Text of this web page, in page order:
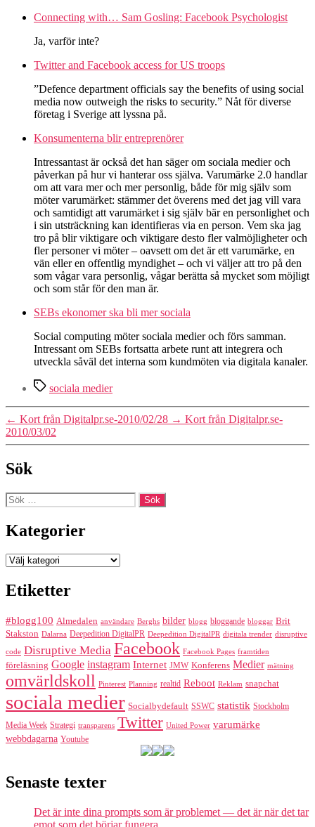
Connecting with… Sam Gosling: Facebook Psychologist
Ja, varför inte?
Twitter and Facebook access for US troops
”Defence department officials say the benefits of using social
media now outweigh the risks to security.” Nåt för diverse
företag i Sverige att lyssna på.
Konsumenterna blir entreprenörer
Intressantast är också det han säger om sociala medier och
påverkan på hur vi hanterar oss själva. Varumärke 2.0 handlar
om att vara mer och mer personlig, både för mig själv som
möter varumärket: stämmer det överens med det jag vill vara
och samtidigt att varumärket i sig själv bär en personlighet och
i sin utsträckning kan identifieras via en person. Vem ska jag
tro på blir viktigare och viktigare desto fler valmöjligheter och
fler personer vi möter – oavsett om det är ett varumärke, en
vän eller en offentlig myndighet – och vi väljer att tro på den
som vågar vara personlig, vågar berätta så mycket som möjligt
och som står för den man är.
SEBs ekonomer ska bli mer sociala
Social computing möter sociala medier och förs samman.
Intressant om SEBs fortsatta arbete runt att integrera och
utveckla såväl det interna som kundmöten via digitala kanaler.
Etiketter
sociala medier
← Kort från Digitalpr.se-2010/02/28 → Kort från Digitalpr.se-
2010/03/02
Sök
Sök
efter:
Kategorier
Kategorier
Etiketter
#blogg100 Almedalen användare Berghs bilder blogg bloggande bloggar Brit
Stakston Dalarna Deepedition DigitalPR Deepedition DigitalPR digitala trender disruptive
code Disruptive Media Facebook Facebook Pages framtiden
föreläsning Google instagram Internet JMW Konferens Medier mätning
omvärldskoll Pinterest Planning realtid Reboot Reklam snapchat
sociala medier Socialbydefault SSWC statistik Stockholm
Media Week Strategi transparens Twitter United Power varumärke
webbdagarna Youtube
Senaste texter
Det är inte dina prompts som är problemet — det är när det tar
emot som det börjar fungera